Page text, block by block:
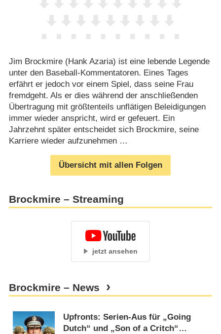
Jim Brockmire (Hank Azaria) ist eine lebende Legende
unter den Baseball-Kommentatoren. Eines Tages
erfährt er jedoch vor einem Spiel, dass seine Frau
fremdgeht. Als er dies während der anschließenden
Übertragung mit größtenteils unflätigen Beleidigungen
immer wieder anspricht, wird er gefeuert. Ein
Jahrzehnt später entscheidet sich Brockmire, seine
Karriere wieder aufzunehmen …
Übersicht mit allen Folgen
Brockmire – Streaming
jetzt ansehen
Brockmire – News
Upfronts: Serien-Aus für „Going
Dutch“ und „Son of a Critch“